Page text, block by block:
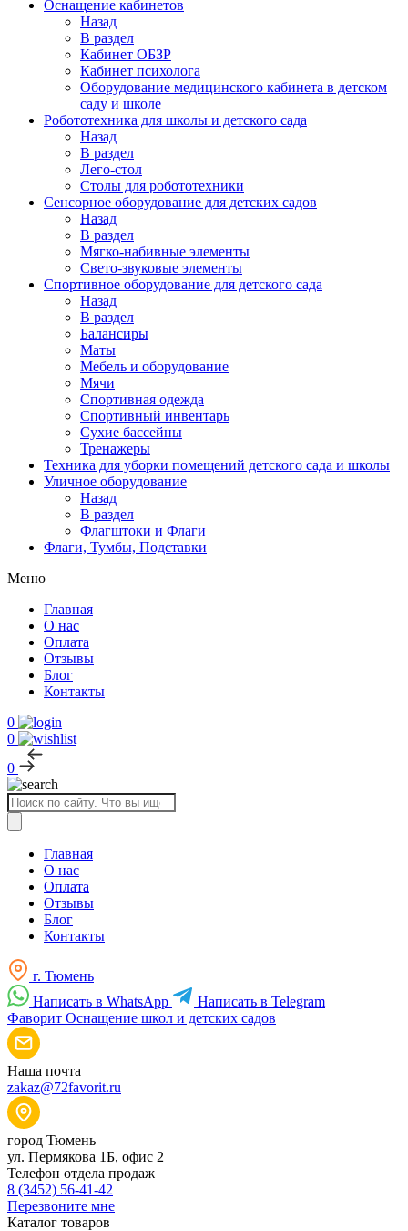
Оснащение кабинетов
Назад
В раздел
Кабинет ОБЗР
Кабинет психолога
Оборудование медицинского кабинета в детском
саду и школе
Робототехника для школы и детского сада
Назад
В раздел
Лего-стол
Столы для робототехники
Сенсорное оборудование для детских садов
Назад
В раздел
Мягко-набивные элементы
Свето-звуковые элементы
Спортивное оборудование для детского сада
Назад
В раздел
Балансиры
Маты
Мебель и оборудование
Мячи
Спортивная одежда
Спортивный инвентарь
Сухие бассейны
Тренажеры
Техника для уборки помещений детского сада и школы
Уличное оборудование
Назад
В раздел
Флагштоки и Флаги
Флаги, Тумбы, Подставки
Меню
Главная
О нас
Оплата
Отзывы
Блог
Контакты
0
0
0
Поиск
товаров
Главная
О нас
Оплата
Отзывы
Блог
Контакты
г. Тюмень
Написать в WhatsApp
Написать в Telegram
Фаворит Оснащение школ и детских садов
Наша почта
zakaz@72favorit.ru
город Тюмень
ул. Пермякова 1Б, офис 2
Телефон отдела продаж
8 (3452) 56-41-42
Перезвоните мне
Каталог товаров